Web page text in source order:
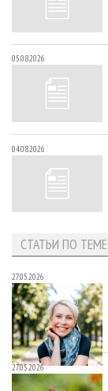
05.08.2026
04.08.2026
СТАТЬИ ПО ТЕМЕ
27.05.2026
27.05.2026